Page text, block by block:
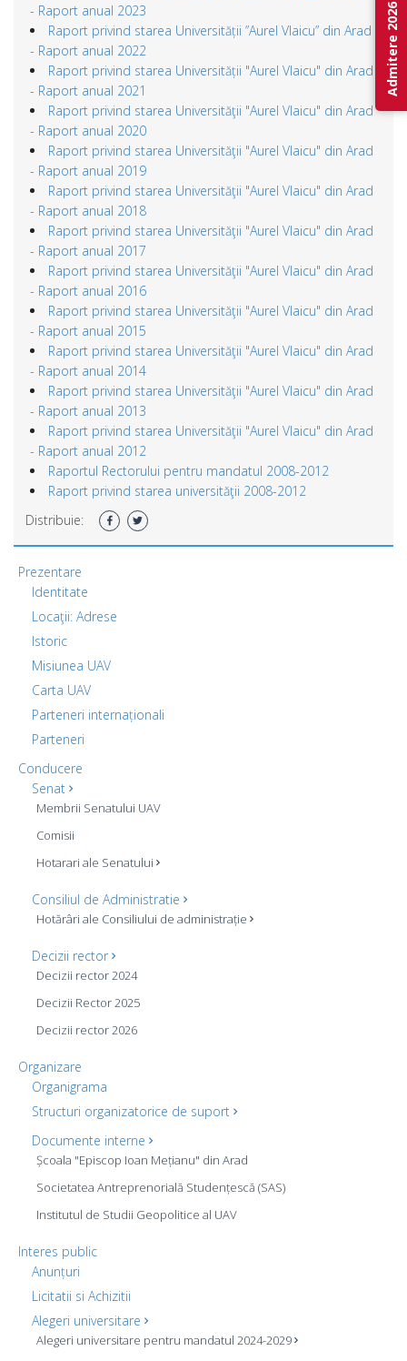
- Raport anual 2023
Raport privind starea Universității ”Aurel Vlaicu” din Arad
- Raport anual 2022
Raport privind starea Universității "Aurel Vlaicu" din Arad
- Raport anual 2021
Raport privind starea Universităţii "Aurel Vlaicu" din Arad
- Raport anual 2020
Raport privind starea Universităţii "Aurel Vlaicu" din Arad
- Raport anual 2019
Raport privind starea Universităţii "Aurel Vlaicu" din Arad
- Raport anual 2018
Raport privind starea Universităţii "Aurel Vlaicu" din Arad
- Raport anual 2017
Raport privind starea Universităţii "Aurel Vlaicu" din Arad
- Raport anual 2016
Raport privind starea Universităţii "Aurel Vlaicu" din Arad
- Raport anual 2015
Raport privind starea Universităţii "Aurel Vlaicu" din Arad
- Raport anual 2014
Raport privind starea Universităţii "Aurel Vlaicu" din Arad
- Raport anual 2013
Raport privind starea Universităţii "Aurel Vlaicu" din Arad
- Raport anual 2012
Raportul Rectorului pentru mandatul 2008-2012
Raport privind starea universităţii 2008-2012
Distribuie:
Prezentare
Identitate
Locaţii: Adrese
Istoric
Misiunea UAV
Carta UAV
Parteneri internaționali
Parteneri
Conducere
Senat
Membrii Senatului UAV
Comisii
Hotarari ale Senatului
Consiliul de Administratie
Hotărâri ale Consiliului de administrație
Decizii rector
Decizii rector 2024
Decizii Rector 2025
Decizii rector 2026
Organizare
Organigrama
Structuri organizatorice de suport
Documente interne
Școala "Episcop Ioan Mețianu" din Arad
Societatea Antreprenorială Studențescă (SAS)
Institutul de Studii Geopolitice al UAV
Interes public
Anunțuri
Licitatii si Achizitii
Alegeri universitare
Alegeri universitare pentru mandatul 2024-2029
Admitere 2026